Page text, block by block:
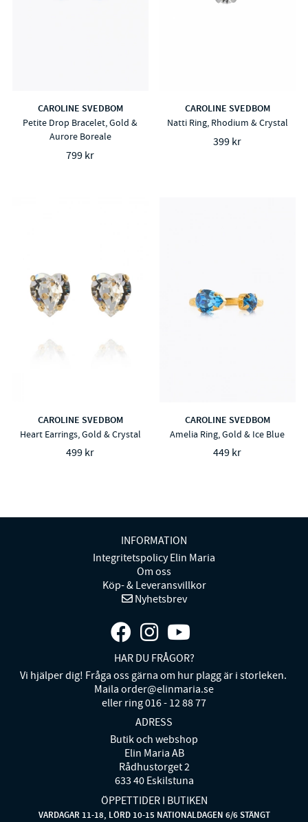
CAROLINE SVEDBOM
Petite Drop Bracelet, Gold &
Aurore Boreale
799 kr
CAROLINE SVEDBOM
Natti Ring, Rhodium & Crystal
399 kr
CAROLINE SVEDBOM
Heart Earrings, Gold & Crystal
499 kr
CAROLINE SVEDBOM
Amelia Ring, Gold & Ice Blue
449 kr
INFORMATION
Integritetspolicy Elin Maria
Om oss
Köp- & Leveransvillkor
Nyhetsbrev
HAR DU FRÅGOR?
Vi hjälper dig! Fråga oss gärna om hur plagg är i storleken.
Maila order@elinmaria.se
eller ring 016 - 12 88 77
ADRESS
Butik och webshop
Elin Maria AB
Rådhustorget 2
633 40 Eskilstuna
ÖPPETTIDER I BUTIKEN
VARDAGAR 11-18, LÖRD 10-15 NATIONALDAGEN 6/6 STÄNGT